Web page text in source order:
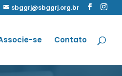
sbggrj@sbggrj.org.br
se Contato